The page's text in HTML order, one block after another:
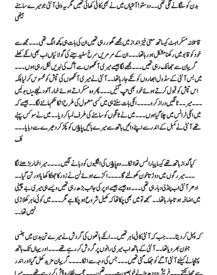
بدن کو سلگانے لگی تھی ۔۔دوستو ! آنٹیاں میں نے بھی کافی کھائی تھیں مگر یہ والی آنٹی جو میرے سامنے
بیٹھی
قاتلانہ مسکراہٹ کیساتھ معنی خیز انداز میں مجھے گھور رہی تھیں ان کی بات ہی کچھ الگ تھی ۔۔۔ مجھ سے
خود کو قابو میں رکھنا مشکل ہو رہا تھا ۔۔۔ ان کے مر مریں سرخ سفید سینے کی گولائیاں اب بھی انکے کھلے
گریبان سے جھانک رہی تھیں ۔۔۔ مجھے لگا جیسے میری آنکھوں سے آگ کی لہریں نکل رہی ہوں ۔۔۔
میں بس آنٹی کے سڈول ابھاروں کو تکے جا رہا تھا ۔۔آنٹی نے میری آنکھوں کی تپش کو محسوس کر لیا بلکہ
اس تپش کو قبول کرتے ہوئے خود بھی تپ گئیں ۔۔۔پھر وہ مسکراتے ہوئے خمار آلود لہجے میںبولیں
۔۔۔ میر۔۔ ٹانگیں دراز کرو۔۔۔۔ انکی بات سنتے ہی میں کسی معمول کی طرح انکا حکم ماننے لگا ۔۔ جیسے کہ
میں انکی ٹرانس میں چلا گیا ہوں ۔۔۔ میں نے ٹانگوں کو سامنے کی طرف لمباکر دیا ۔۔میں نے سوکس پہنے
تھے آنٹی نے کمبل کے اندر سے اپنے دائیں ہاتھ سے میرے بائیں پاﺅں کو پکڑکر دھیرے سے دبایا ۔۔۔
اُف
کیا گداز ہاتھ تھے کیسا پیارا لمس تھا انکا ۔۔وہ پاﺅں کی انگلیوں کو دبانے لگیں ۔۔۔۔ میرا خمار بڑھنے لگا
۔۔۔میر رگوں میں دوڑتا خون کھولنے گا ۔۔۔۔ اکڑے ہوئے لن نے زور کا جھٹکا کھایا اور تن گیا ۔۔
ادھر آنٹی اب پنڈلی دبا رہی تھی۔۔۔ وہ جیسے جیسے اوپر کی جانب بڑھ رہی تھیں ویسے ہی میری بے چینی
میں اضافہ ہوتا جا رہا تھا۔۔ سمجھ تو میں بھی چکا تھا کہ کھیل شروع ہو چکا ہے مگر ۔۔۔ میں کوئی ماہر کھلاڑی
نہیں تھا ۔۔
کہ پہل کردیتا ۔۔۔ جب کہ آنٹی کافی ماہر تھیں ۔۔انکے ہاتھوں کی گردش نے میرے تن بدن میں جنسی
جنون بھر دیا تھا ۔۔آنٹی کے ہاتھ اب میری رانوں پر گردش کر رہے تھے ۔۔۔ اور یہاں تک ہاتھ
پہنچانے کیلئے آنٹی آگے کو جھک گئی تھیں ۔۔۔ جس کی وجہ سے انکا ۔۔۔۔ گریبان مزید کھل گیا اور اندر